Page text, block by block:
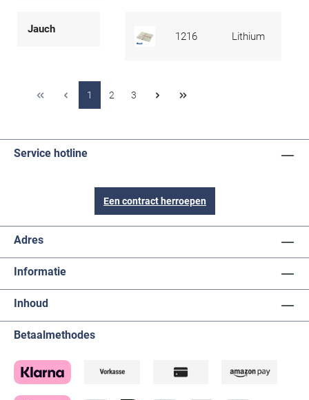
Jauch
1216 Lithium
1 2 3
Service hotline
Een contract herroepen
Adres
Informatie
Inhoud
Betaalmethodes